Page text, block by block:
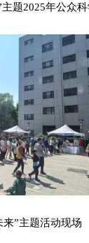
题2025年公众
来”主题活动现场